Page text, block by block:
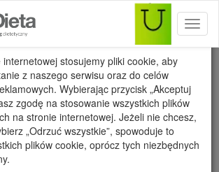
PORADY
METAMORFOZY
WARTOŚCI ODŻYWCZE
stosujemy pliki cookie, aby
z naszego serwisu oraz do celów
Wybierając przycisk „Akceptuj
zgodę na stosowanie wszystkich plików
na stronie internetowej. Jeżeli nie chcesz,
„Odrzuć wszystkie”, spowoduje to
plików cookie, oprócz tych niezbędnych